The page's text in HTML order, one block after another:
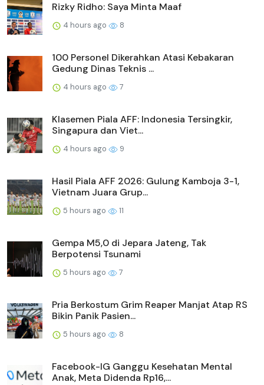
Rizky Ridho: Saya Minta Maaf
4 hours ago 8
100 Personel Dikerahkan Atasi Kebakaran
Gedung Dinas Teknis ...
4 hours ago 7
Klasemen Piala AFF: Indonesia Tersingkir,
Singapura dan Viet...
4 hours ago 9
Hasil Piala AFF 2026: Gulung Kamboja 3-1,
Vietnam Juara Grup...
5 hours ago 11
Gempa M5,0 di Jepara Jateng, Tak
Berpotensi Tsunami
5 hours ago 7
Pria Berkostum Grim Reaper Manjat Atap RS
Bikin Panik Pasien...
5 hours ago 8
Facebook-IG Ganggu Kesehatan Mental
Anak, Meta Didenda Rp16,...